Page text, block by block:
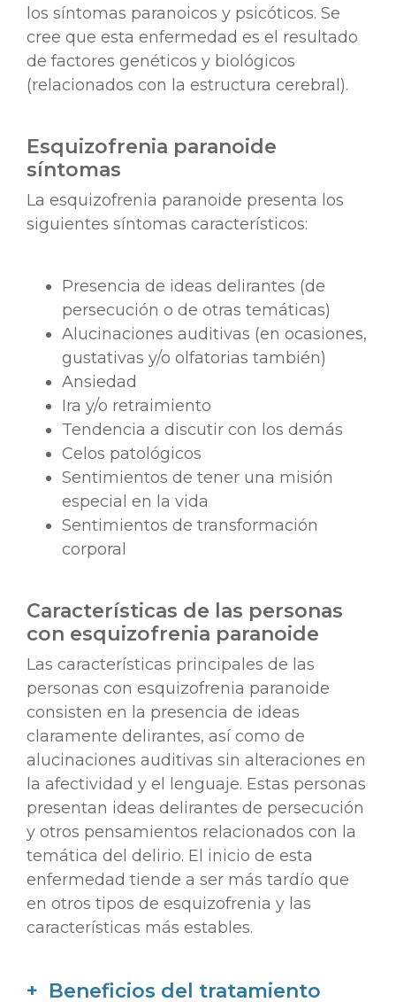
los síntomas paranoicos y psicóticos. Se
cree que esta enfermedad es el resultado
de factores genéticos y biológicos
(relacionados con la estructura cerebral).
Esquizofrenia paranoide
síntomas
La esquizofrenia paranoide presenta los
siguientes síntomas característicos:
Presencia de ideas delirantes (de
persecución o de otras temáticas)
Alucinaciones auditivas (en ocasiones,
gustativas y/o olfatorias también)
Ansiedad
Ira y/o retraimiento
Tendencia a discutir con los demás
Celos patológicos
Sentimientos de tener una misión
especial en la vida
Sentimientos de transformación
corporal
Características de las personas
con esquizofrenia paranoide
Las características principales de las
personas con esquizofrenia paranoide
consisten en la presencia de ideas
claramente delirantes, así como de
alucinaciones auditivas sin alteraciones en
la afectividad y el lenguaje. Estas personas
presentan ideas delirantes de persecución
y otros pensamientos relacionados con la
temática del delirio. El inicio de esta
enfermedad tiende a ser más tardío que
en otros tipos de esquizofrenia y las
características más estables.
Beneficios del tratamiento